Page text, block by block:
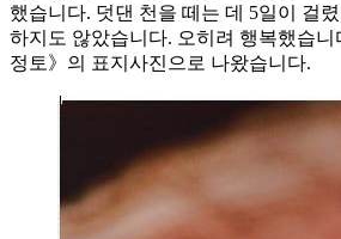
했습니다. 덧댄 천을 떼는 데 5일이 걸
하지도 않았습니다. 오히려 행복했습
정토》의 표지사진으로 나왔습니다.